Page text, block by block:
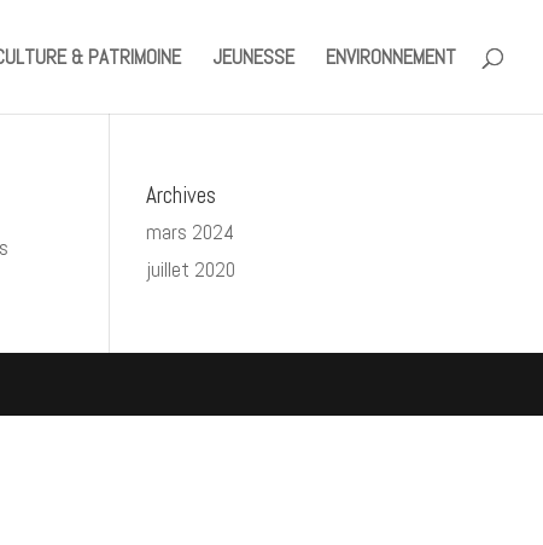
& PATRIMOINE JEUNESSE ENVIRONNEMENT
Archives
mars 2024
juillet 2020